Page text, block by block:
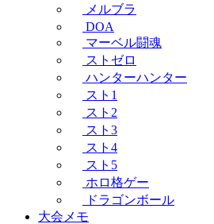
メルブラ
DOA
マーベル闘魂
ストゼロ
ハンターハンター
スト1
スト2
スト3
スト4
スト5
ホロ格ゲー
ドラゴンボール
大会メモ